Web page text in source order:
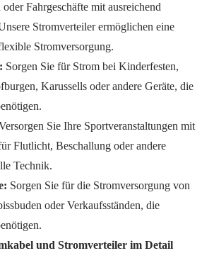
Fahrgeschäfte mit ausreichend
Stromverteiler ermöglichen eine
Stromversorgung.
Sorgen Sie für Strom bei Kinderfesten,
Karussells oder andere Geräte, die
Sie Ihre Sportveranstaltungen mit
Flutlicht, Beschallung oder andere
Technik.
Sorgen Sie für die Stromversorgung von
oder Verkaufsständen, die
und Stromverteiler im Detail